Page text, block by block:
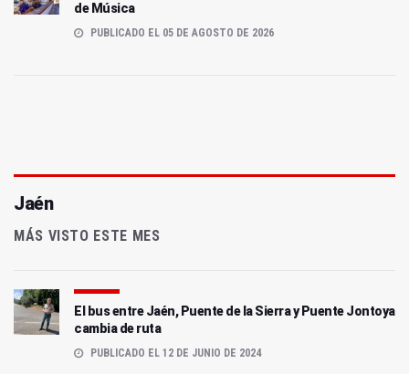
de Música
PUBLICADO EL 05 DE AGOSTO DE 2026
Jaén
MÁS VISTO ESTE MES
El bus entre Jaén, Puente de la Sierra y Puente Jontoya
cambia de ruta
PUBLICADO EL 12 DE JUNIO DE 2024